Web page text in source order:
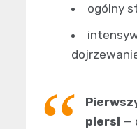
ogólny
piersi —